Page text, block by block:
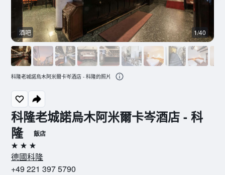
科隆老城諾烏木阿米爾卡岑酒店 - 科
隆
飯店
3星級
德國科隆
+49 221 397 5790
酒吧 1/40
科隆老城諾烏木阿米爾卡岑酒店 - 科隆的照片